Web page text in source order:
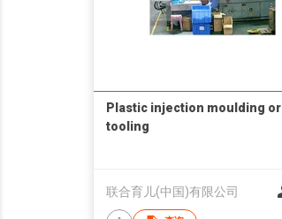
Plastic injection moulding or
tooling
联合育儿(中国)有限公司